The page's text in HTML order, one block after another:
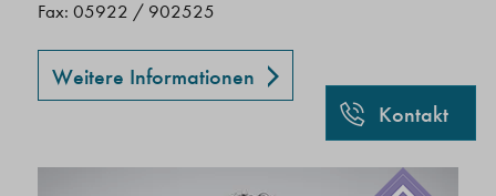
Fax: 05922 / 902525
Weitere Informationen
Kontakt